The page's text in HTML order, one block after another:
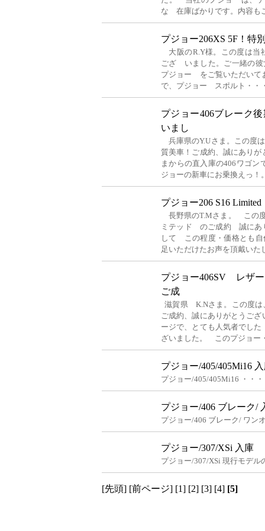
な 在庫ばかりです。内容も
プジョー206XS 5F！特
大阪のR.Y様。この度は当
ござ いました。ご一緒の彼
プジョー をご覧いただいて
で、プジョー スポルト・・
プジョー406ブレーク
いまし
兵庫県のY.Uさま。この度
質美車！ご成約、誠にあり
まからの直入庫の406ワゴン
ジョーの新車にお乗換えっ！
プジョー206 S16
長野県のT.Mさま。 この
ミテッド のご成約 誠にあ
して この程度・価格とも
足いただけたお声を頂戴いた
プジョー406SV レザ
ご成
滋賀県 K.Nさま。この度
ご成約、誠にありがとうご
ージで、とても人気者でし
ざいました。 このプジョー
プジョー/405/405Mi16
プジョー/405/405Mi16 ・・・
プジョー/406 ブレーク/
プジョー/406 ブレーク/ ワン
プジョー/307/XSi 入庫
プジョー/307/XSi 現行モデル
[先頭] [前ページ] [1] [2] [3] [4] [5]